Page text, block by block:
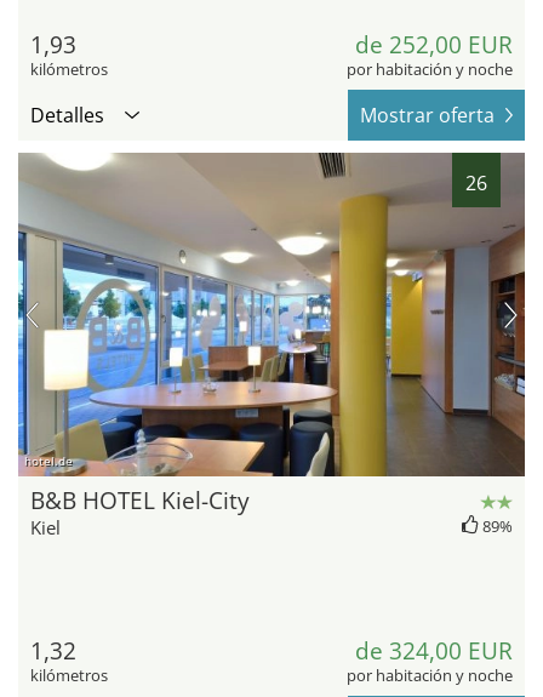
1,93
kilómetros
de 252,00 EUR
por habitación y noche
Detalles Mostrar oferta
26
hotel.de
B&B HOTEL Kiel-City
Kiel 89%
1,32
kilómetros
de 324,00 EUR
por habitación y noche